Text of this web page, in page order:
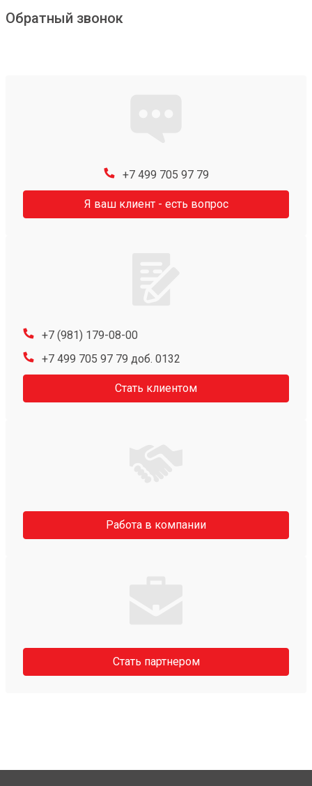
Обратный звонок
+7 499 705 97 79
Я ваш клиент - есть вопрос
+7 (981) 179-08-00
+7 499 705 97 79 доб. 0132
Стать клиентом
Работа в компании
Стать партнером